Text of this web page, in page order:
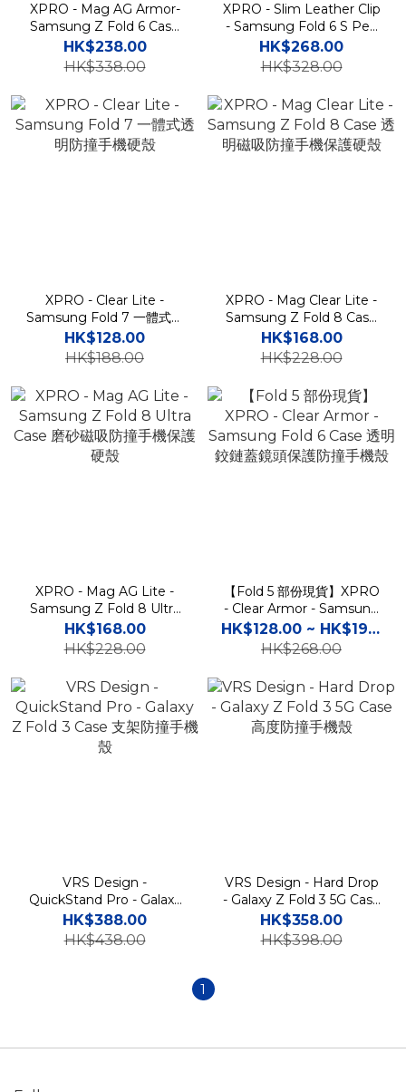
XPRO - Mag AG Armor-
Samsung Z Fold 6 Case
外屏保護磨砂磁吸防撞手機
殼
HK$238.00
HK$338.00
XPRO - Slim Leather Clip
- Samsung Fold 6 S Pen
Case 貼身防撞翻蓋皮革自
帶外屏插卡支架手機保護殼
HK$268.00
HK$328.00
XPRO - Clear Lite -
Samsung Fold 7 一體式透
明防撞手機硬殼
HK$128.00
HK$188.00
XPRO - Mag Clear Lite -
Samsung Z Fold 8 Case
透明磁吸防撞手機保護硬殼
HK$168.00
HK$228.00
XPRO - Mag AG Lite -
Samsung Z Fold 8 Ultra
Case 磨砂磁吸防撞手機保
護硬殼
HK$168.00
HK$228.00
【Fold 5 部份現貨】XPRO
- Clear Armor - Samsung
Fold 6 Case 透明鉸鏈蓋鏡
頭保護防撞手機殼
HK$128.00 ~ HK$198.00
HK$268.00
VRS Design -
QuickStand Pro - Galaxy
Z Fold 3 Case 支架防撞手
機殼
HK$388.00
HK$438.00
VRS Design - Hard Drop
- Galaxy Z Fold 3 5G Case
高度防撞手機殼
HK$358.00
HK$398.00
1